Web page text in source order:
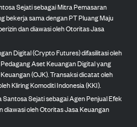
Sejati sebagai Mitra Pemasaran
bekerja sama dengan PT Pluang Maju
dan diawasi oleh Otoritas Jasa
Digital (Crypto Futures) difasilitasi oleh
Aset Keuangan Digital yang
(OJK). Transaksi dicatat oleh
Kliring Komoditi Indonesia (KKI).
Sejati sebagai Agen Penjual Efek
diawasi oleh Otoritas Jasa Keuangan